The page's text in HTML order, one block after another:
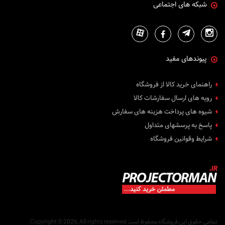
6200 انسی لومنز
50 انسی لومنز
120 لومنز
250 لومنز
1200 لومنز
2700 انسی لومنز
1600 انسی لومنز
10000 انسی لومنز
700 انسی لومنز
6800 انسی لومن
150 انسی لومن
شبکه های اجتماعی
پیوندهای مفید
راهنمای خرید کالا از فروشگاه
رویه های ارسال سفارشات کالا
شیوه های پرداخت هزینه های سفارش
پاسخ به پرسشهای متداول
شرایط وقوانین فروشگاه
تمامی حقوق این فروشگاه محفوظ است Copyright © 2026, All rights reserved.